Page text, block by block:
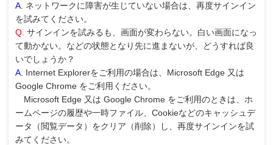
A. ネットワークに障害が生じていない場合は、再度サインイン
を試みてください。
Q. サインインを試みるも、画面が変わらない。白い画面になっ
て動かない。などの状態となり先に進まないが、どうすれば良
いでしょうか？
A. Internet Explorerをご利用の場合は、Microsoft Edge 又は
Google Chrome をご利用ください。
Microsoft Edge 又は Google Chrome をご利用のときは、ホ
ームページの履歴や一時ファイル、Cookieなどのキャッシュデ
ータ（閲覧データ）をクリア（削除）し、再度サインインを試
みてください。